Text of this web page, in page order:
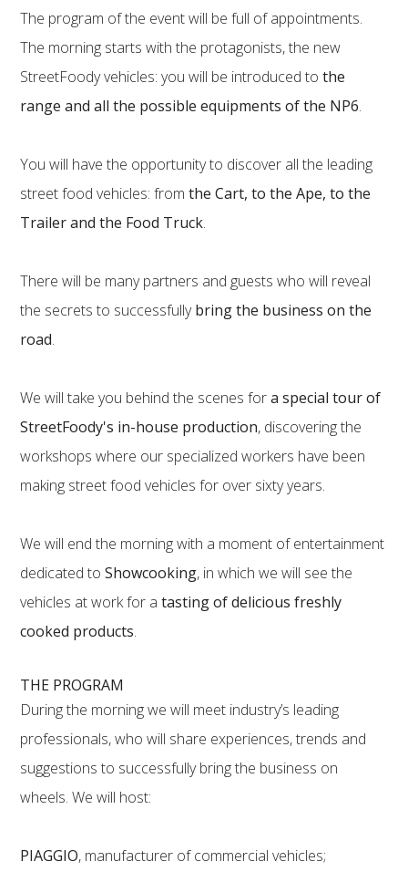
The program of the event will be full of appointments.
The morning starts with the protagonists, the new
StreetFoody vehicles: you will be introduced tothe
range and all the possible equipments of the NP6.
You will have the opportunity to discover all the leading
street food vehicles: fromthe Cart, to the Ape, to the
Trailer and the Food Truck.
There will be many partners and guests who will reveal
the secrets to successfullybring the business on the
road.
We will take you behind the scenes fora special tour of
StreetFoody's in-house production, discovering the
workshops where our specialized workers have been
making street food vehicles for over sixty years.
We will end the morning with a moment of entertainment
dedicated toShowcooking, in which we will see the
vehicles at work for atasting of delicious freshly
cooked products.
THE PROGRAM
During the morning we will meet industry’s leading
professionals, who will share experiences, trends and
suggestions to successfully bring the business on
wheels. We will host:
PIAGGIO, manufacturer of commercial vehicles;